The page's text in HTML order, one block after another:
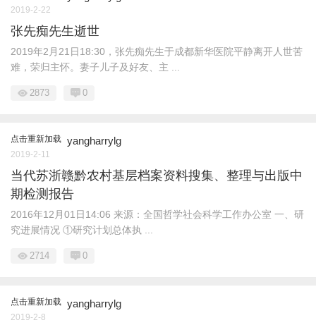
2019-2-22
张先痴先生逝世
2019年2月21日18:30，张先痴先生于成都新华医院平静离开人世苦
难，荣归主怀。妻子儿子及好友、主 ...
2873 0
点击重新加载 yangharrylg
2019-2-11
当代苏浙赣黔农村基层档案资料搜集、整理与出版中
期检测报告
2016年12月01日14:06 来源：全国哲学社会科学工作办公室 一、研
究进展情况 ①研究计划总体执 ...
2714 0
点击重新加载 yangharrylg
2019-2-8